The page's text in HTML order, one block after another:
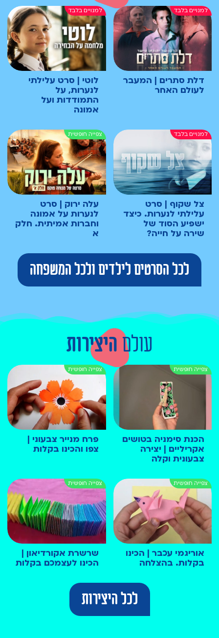
דלת סתרים | המעבר
לעולם האחר
לוטי | סרט עלילתי
לנערות, על
התמודדות ועל
אמונה
צל שקוף | סרט
עלילתי לנערות. כיצד
ישפיע הסוד של
שירה על חייה?
עלה ירוק | סרט
לנערות על אמונה
וחברות אמיתית. חלק
א
לכל הסרטים לילדים ולכל המשפחה
עולם היצירות
הכנת סימניה בטושים
אקריליים | יצירה
צבעונית וקלה
פרח מנייר צבעוני |
צפו והכינו בקלות
אוריגמי עכבר | הכינו
בקלות. בהצלחה
שרשרת אקורדיאון |
הכינו לעצמכם בקלות
לכל היצירות